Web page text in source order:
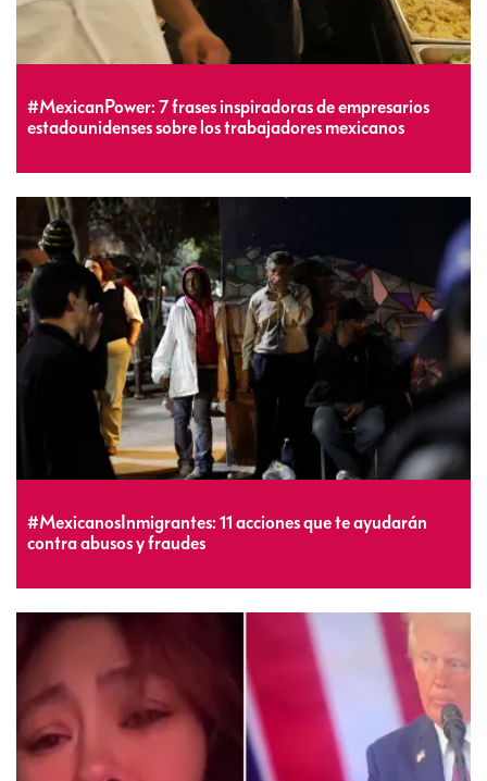
#MexicanPower: 7 frases inspiradoras de empresarios
estadounidenses sobre los trabajadores mexicanos
#MexicanosInmigrantes: 11 acciones que te ayudarán
contra abusos y fraudes